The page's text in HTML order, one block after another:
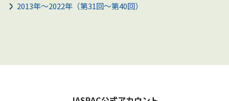
2013年～2022年（第31回～第40回）